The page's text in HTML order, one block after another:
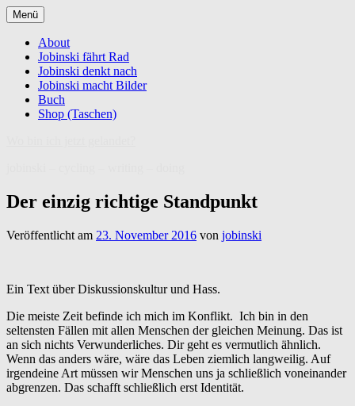
Zum
Inhalt
springen
Menü
About
Jobinski fährt Rad
Jobinski denkt nach
Jobinski macht Bilder
Buch
Shop (Taschen)
Der einzig richtige Standpunkt
Veröffentlicht am 23. November 2016 von jobinski
Ein Text über Diskussionskultur und Hass.
Die meiste Zeit befinde ich mich im Konflikt. Ich bin in den
seltensten Fällen mit allen Menschen der gleichen Meinung. Das ist
an sich nichts Verwunderliches. Dir geht es vermutlich ähnlich.
Wenn das anders wäre, wäre das Leben ziemlich langweilig. Auf
irgendeine Art müssen wir Menschen uns ja schließlich voneinander
abgrenzen. Das schafft schließlich erst Identität.